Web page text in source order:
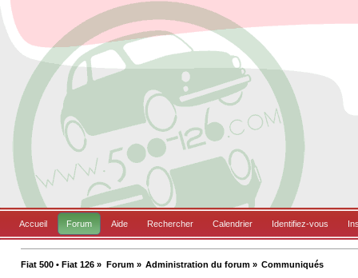
Accueil Forum Aide Rechercher Calendrier Identifiez-vous
Fiat 500 • Fiat 126 » Forum» Administration du forum» Communiqués